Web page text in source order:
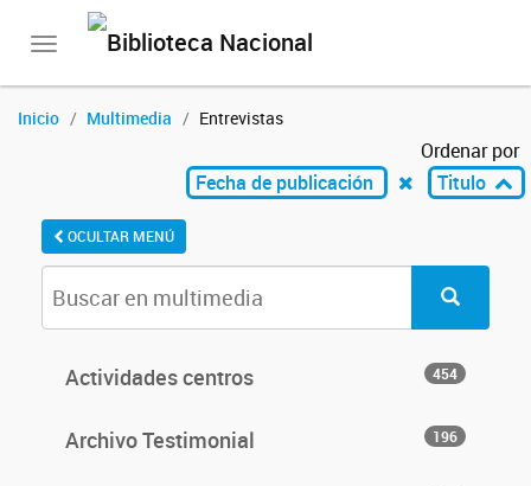
Toggle
Inicio Multimedia Entrevistas
Ordenar por
Fecha de publicación
Titulo
OCULTAR MENÚ
Actividades centros 454
Archivo Testimonial 196